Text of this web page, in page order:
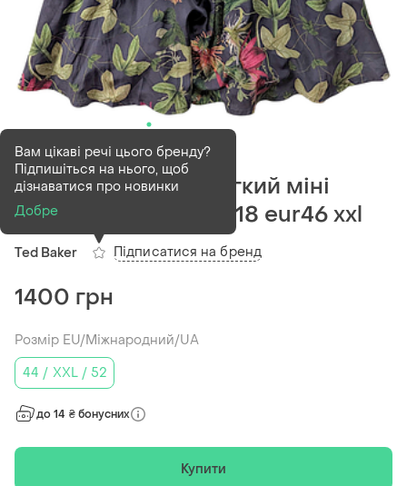
В наявності1 шт
Ted baker london легкий міні
сарафан жіночий uk18 eur46 xxl
Ted Baker
Вам цікаві речі цього бренду?
Підпишіться на нього, щоб
дізнаватися про новинки
Добре
Підписатися на бренд
1400 грн
Розмір EU/Міжнародний/UA
44 / XXL / 52
до 14 ₴ бонусних
Купити